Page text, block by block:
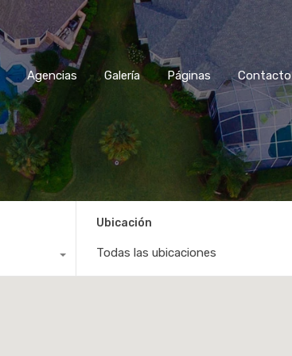
Agencias Galería Páginas Contacto
Ubicación
Todas las ubicaciones